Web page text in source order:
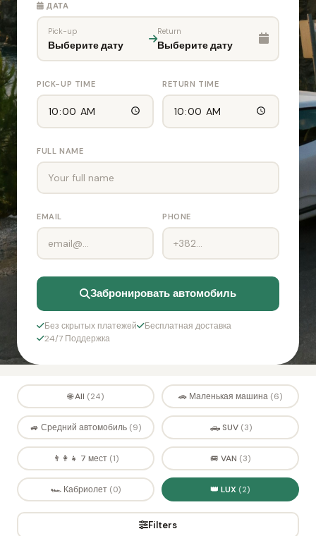
ДАТА
Pick-up
Выберите дату
Return
Выберите дату
PICK-UP TIME RETURN TIME
FULL NAME
EMAIL PHONE
Забронировать автомобиль
Без скрытых платежей
Бесплатная доставка
24/7 Поддержка
🌐 All (24) 🚗 Маленькая машина (6)
🚙 Средний автомобиль (9) 🛻 SUV (3)
👨‍👩‍👧 7 мест (1) 🚐 VAN (3)
🏎️ Кабриолет (0) 👑 LUX (2)
Filters